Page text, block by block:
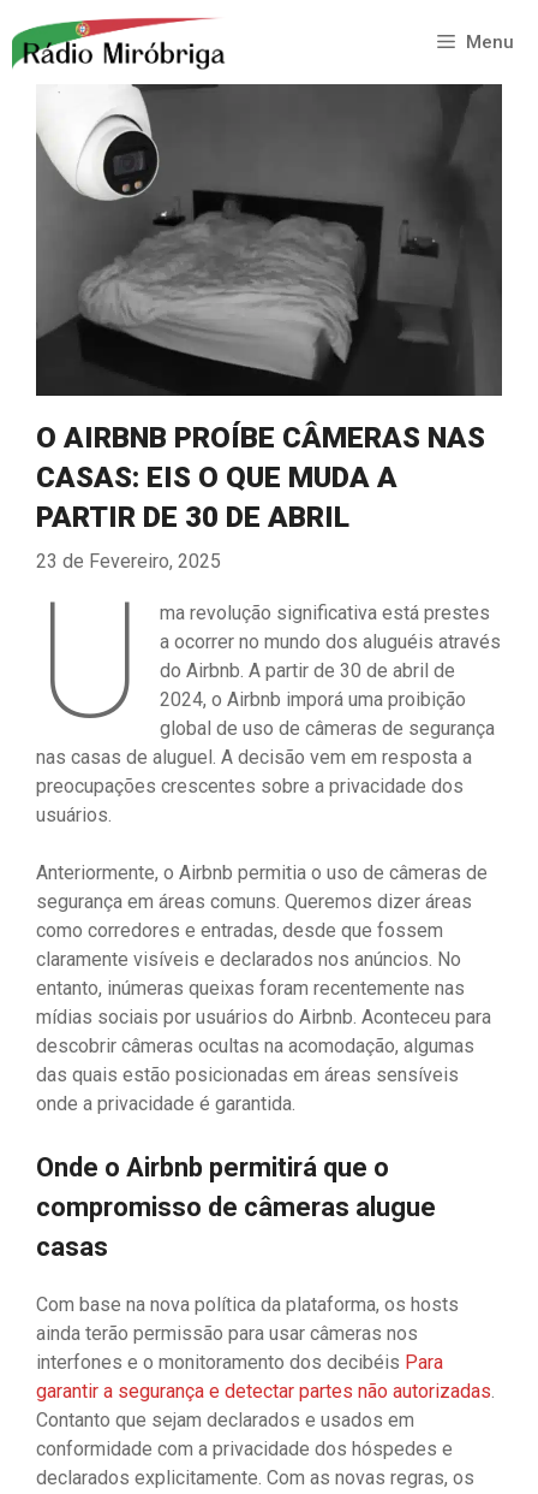
para
conteúdo
Menu
O AIRBNB PROÍBE CÂMERAS NAS
CASAS: EIS O QUE MUDA A
PARTIR DE 30 DE ABRIL
23 de Fevereiro, 2025
U
ma revolução significativa está prestes
a ocorrer no mundo dos aluguéis através
do Airbnb. A partir de 30 de abril de
2024, o Airbnb imporá uma proibição
global de uso de câmeras de segurança
nas casas de aluguel. A decisão vem em resposta a
preocupações crescentes sobre a privacidade dos
usuários.
Anteriormente, o Airbnb permitia o uso de câmeras de
segurança em áreas comuns. Queremos dizer áreas
como corredores e entradas, desde que fossem
claramente visíveis e declarados nos anúncios. No
entanto, inúmeras queixas foram recentemente nas
mídias sociais por usuários do Airbnb. Aconteceu para
descobrir câmeras ocultas na acomodação, algumas
das quais estão posicionadas em áreas sensíveis
onde a privacidade é garantida.
Onde o Airbnb permitirá que o
compromisso de câmeras alugue
casas
Com base na nova política da plataforma, os hosts
ainda terão permissão para usar câmeras nos
interfones e o monitoramento dos decibéis Para
garantir a segurança e detectar partes não autorizadas.
Contanto que sejam declarados e usados ​​em
conformidade com a privacidade dos hóspedes e
declarados explicitamente. Com as novas regras, os